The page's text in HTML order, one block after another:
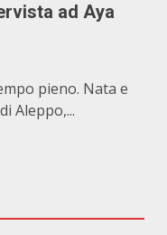
ad Aya
pieno. Nata e
Aleppo,...